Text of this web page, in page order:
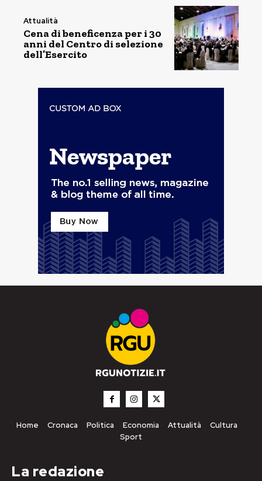
Attualità
Cena di beneficenza per i 30
anni del Centro di selezione
dell’Esercito
Home Cronaca Politica Economia Attualità
Cultura
Sport
La redazione